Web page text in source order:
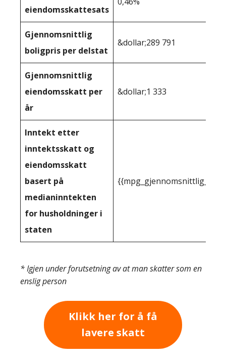
eiendomsskattesats
Gjennomsnittlig
boligpris per delstat
&dollar;289 791
Gjennomsnittlig
eiendomsskatt per
år
&dollar;1 333
Inntekt etter
inntektsskatt og
eiendomsskatt
basert på
medianinntekten
for husholdninger i
staten
* Igjen under forutsetning av at man skatter som en
enslig person
Klikk her for å få
lavere skatt